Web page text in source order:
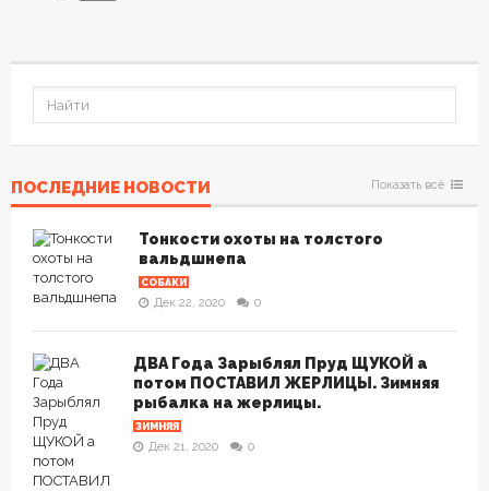
ПОСЛЕДНИЕ НОВОСТИ Показать всё
Тонкости охоты на толстого
вальдшнепа
СОБАКИ
Дек 22, 2020 0
ДВА Года Зарыблял Пруд ЩУКОЙ а
потом ПОСТАВИЛ ЖЕРЛИЦЫ. Зимняя
рыбалка на жерлицы.
ЗИМНЯЯ
Дек 21, 2020 0